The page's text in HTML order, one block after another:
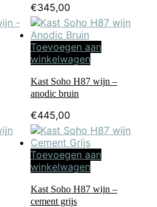
€345,00
Toevoegen aan
winkelwagen
Kast Soho H87 wijn –
anodic bruin
€445,00
Toevoegen aan
winkelwagen
Kast Soho H87 wijn –
cement grijs